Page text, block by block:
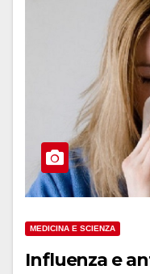
MEDICINA E SCIENZA
Influenza e